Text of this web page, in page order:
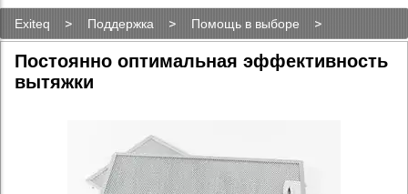
Exiteq Поддержка
Помощь в выборе
Постоянно оптимальная эффективность вытяжки
Постоянно оптимальная эффективность
вытяжки